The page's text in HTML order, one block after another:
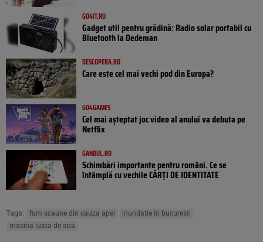
GO4IT.RO
Gadget util pentru grădină: Radio solar portabil cu
Bluetooth la Dedeman
DESCOPERA.RO
Care este cel mai vechi pod din Europa?
GO4GAMES
Cel mai așteptat joc video al anului va debuta pe
Netflix
GANDUL.RO
Schimbări importante pentru români. Ce se
întâmplă cu vechile CĂRȚI DE IDENTITATE
Tags: fum scaune din cauza apei
inundatie in bucuresti
masina luata de apa